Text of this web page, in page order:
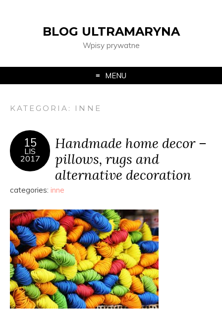
BLOG ULTRAMARYNA
Wpisy prywatne
MENU
KATEGORIA: INNE
15
LIS
2017
Handmade home decor –
pillows, rugs and
alternative decoration
categories: inne